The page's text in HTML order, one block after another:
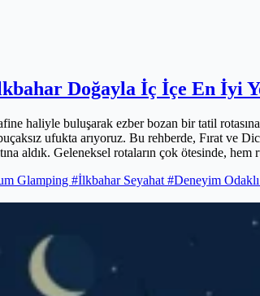
Doğayla İç İçe En İyi
haliyle buluşarak ezber bozan bir tatil
ufukta arıyoruz. Bu rehberde, Fırat ve
aldık. Geleneksel rotaların çok ötesinde,
Glamping #İlkbahar Seyahat #Deneyim